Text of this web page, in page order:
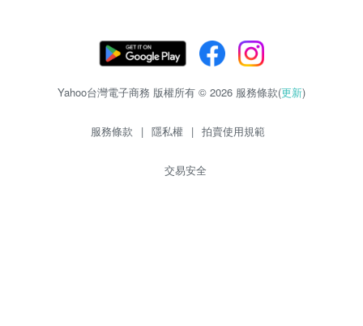
Yahoo台灣電子商務 版權所有 © 2026 服務條款(更新)
服務條款 | 隱私權 | 拍賣使用規範
交易安全